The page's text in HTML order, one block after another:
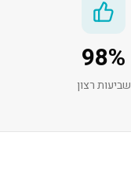
98%
שביעות רצון